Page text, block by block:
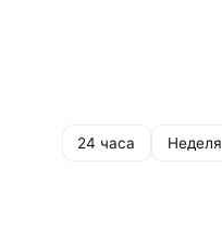
24 часа Неделя